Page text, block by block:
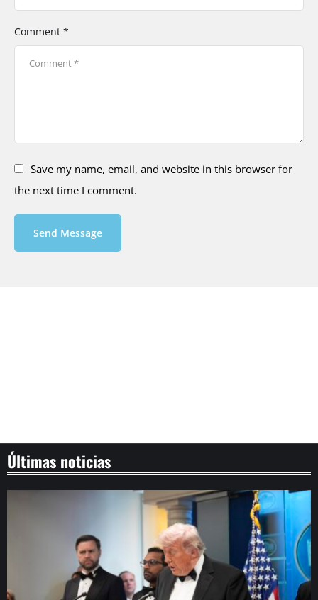
Comment *
Save my name, email, and website in this browser for
the next time I comment.
Send Message
Últimas noticias